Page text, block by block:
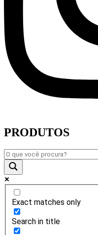
PRODUTOS
Exact matches only
Search in title